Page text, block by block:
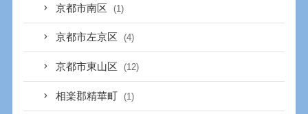
京都市南区 (1)
京都市左京区 (4)
京都市東山区 (12)
相楽郡精華町 (1)